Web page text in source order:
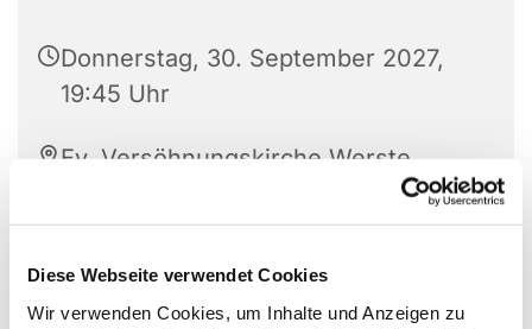
Diese Webseite verwendet Cookies
Wir verwenden Cookies, um Inhalte und Anzeigen zu
Donnerstag, 30. September 2027,
19:45 Uhr
Ev. Versöhnungskirche Werste,
Oeynhausen